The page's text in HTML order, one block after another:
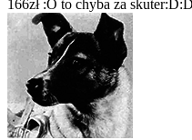
166zł :O to chyba za